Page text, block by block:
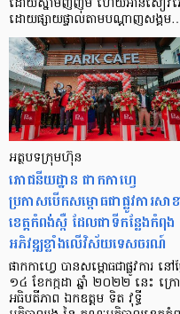
ដោយ​ស្នាម​ញញឹម ហើយ​អាន​សៀវ
ដោយ​ផ្សាយ​ផ្ទាល់​តាម​បណ្តាញ​សង្គម
អត្ថបទក្រុមហ៊ុន
ភោជនីយដ្ឋាន ផាកកាហ្វេ
ប្រកាសបើកសម្ពោធជាផ្លូវការសា
ខេត្តកំពង់ស្ពឺ ដែលជាទីកន្លែងកំពុង
អភិវឌ្ឍខ្លាំងលើវិស័យទេសចរណ៍
ផាកកាហ្វេ បានសម្ពោធជាផ្លូវការ នៅថ្
១៤ ខែកក្កដា ឆ្នាំ ២០២២ នេះ ក្រ
អធិបតីភាព ឯកឧត្តម ទិត វុទ្ធី